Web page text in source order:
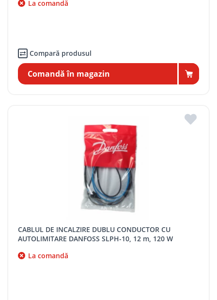
La comandă
Compară produsul
Comandă în magazin
CABLUL DE INCALZIRE DUBLU CONDUCTOR CU
AUTOLIMITARE DANFOSS SLPH-10, 12 m, 120 W
La comandă